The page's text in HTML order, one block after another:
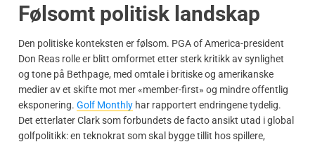
Følsomt politisk landskap
Den politiske konteksten er følsom. PGA of America-president
Don Reas rolle er blitt omformet etter sterk kritikk av synlighet
og tone på Bethpage, med omtale i britiske og amerikanske
medier av et skifte mot mer «member-first» og mindre offentlig
eksponering. Golf Monthly har rapportert endringene tydelig.
Det etterlater Clark som forbundets de facto ansikt utad i global
golfpolitikk: en teknokrat som skal bygge tillit hos spillere,